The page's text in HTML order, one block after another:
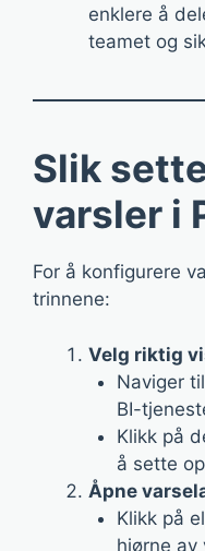
enklere å
teamet og
Slik
varsler i
For å konfigurere
trinnene:
Velg riktig
Naviger
BI-
Klikk på
å sette
Åpne
Klikk på
hjørne av